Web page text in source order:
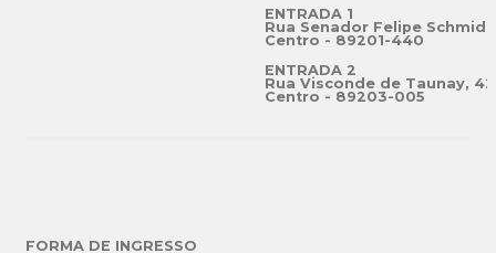
ENTRADA 1
Rua Senador Felipe
Centro - 89201-440
ENTRADA 2
Rua Visconde de Taunay,
Centro - 89203-005
FORMA DE INGRESSO